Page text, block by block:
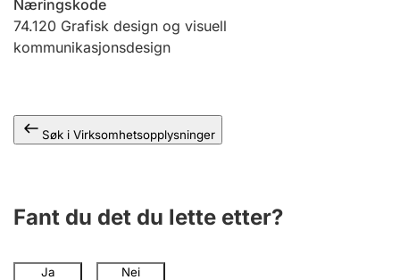
Andre tema
Næringskode
74.120 Grafisk design og visuell
kommunikasjonsdesign
Søk i Virksomhetsopplysninger
Fant du det du lette etter?
Ja Nei